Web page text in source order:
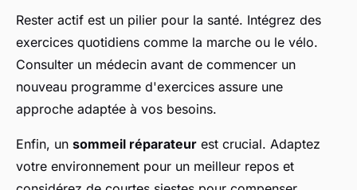
Rester actif est un pilier pour la santé. Intégrez des
exercices quotidiens comme la marche ou le vélo.
Consulter un médecin avant de commencer un
nouveau programme d'exercices assure une
approche adaptée à vos besoins.
Enfin, un sommeil réparateur est crucial. Adaptez
votre environnement pour un meilleur repos et